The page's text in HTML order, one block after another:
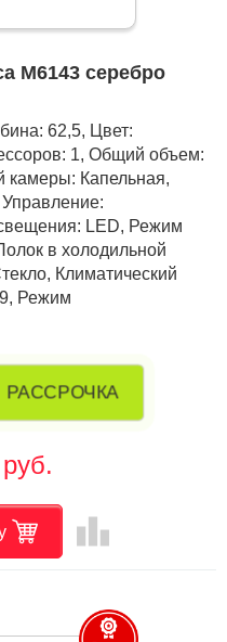
M6143 серебро
62,5, Цвет:
1, Общий объем:
камеры: Капельная,
LED, Режим
в холодильной
Климатический
Режим
РАССРОЧКА
leaderboard